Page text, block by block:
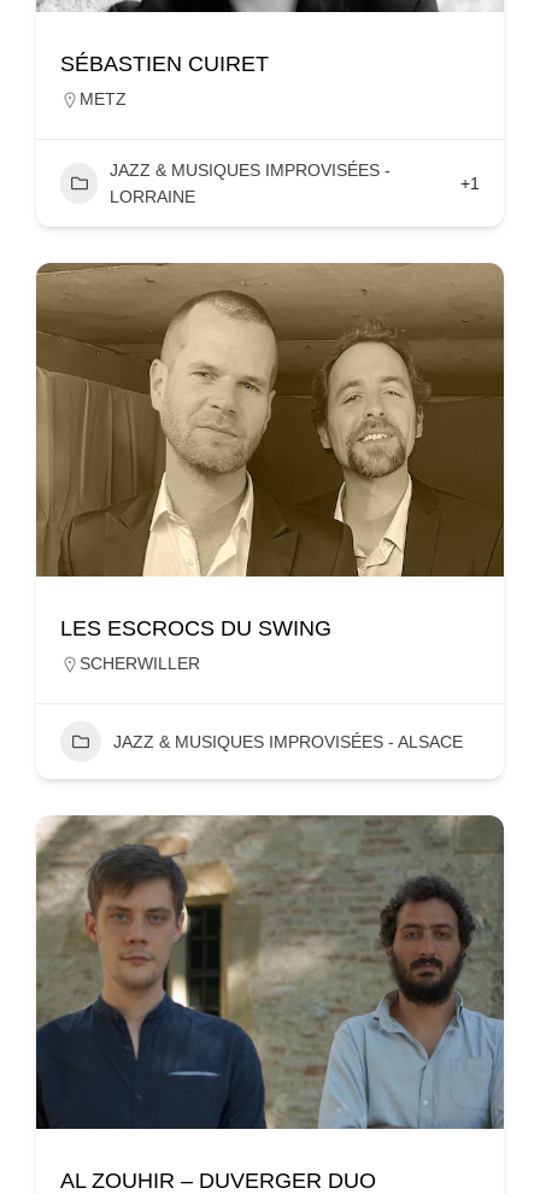
SÉBASTIEN CUIRET
METZ
JAZZ & MUSIQUES IMPROVISÉES -
LORRAINE
+1
LES ESCROCS DU SWING
SCHERWILLER
JAZZ & MUSIQUES IMPROVISÉES - ALSACE
AL ZOUHIR – DUVERGER DUO